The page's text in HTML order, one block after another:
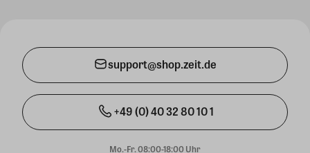
support@shop.zeit.de
+49 (0) 40 32 80 10 1
Mo.-Fr. 08:00-18:00 Uhr